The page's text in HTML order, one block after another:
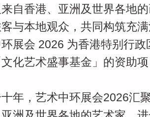
自香港、亚洲及世界各地
与本地观众，共同构筑充
展会 2026 为香港特别行
化艺术盛事基金」的资助
年，艺术中环展会2026汇